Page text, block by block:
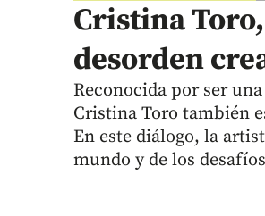
Cristina
desorden
Reconocida por ser
Cristina Toro también
En este diálogo, la
mundo y de los